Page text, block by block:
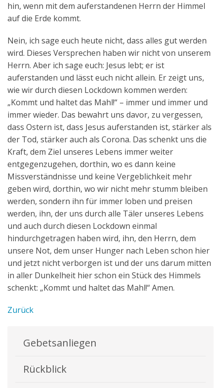
hin, wenn mit dem auferstandenen Herrn der Himmel
auf die Erde kommt.
Nein, ich sage euch heute nicht, dass alles gut werden
wird. Dieses Versprechen haben wir nicht von unserem
Herrn. Aber ich sage euch: Jesus lebt; er ist
auferstanden und lässt euch nicht allein. Er zeigt uns,
wie wir durch diesen Lockdown kommen werden:
„Kommt und haltet das Mahl!“ – immer und immer und
immer wieder. Das bewahrt uns davor, zu vergessen,
dass Ostern ist, dass Jesus auferstanden ist, stärker als
der Tod, stärker auch als Corona. Das schenkt uns die
Kraft, dem Ziel unseres Lebens immer weiter
entgegenzugehen, dorthin, wo es dann keine
Missverständnisse und keine Vergeblichkeit mehr
geben wird, dorthin, wo wir nicht mehr stumm bleiben
werden, sondern ihn für immer loben und preisen
werden, ihn, der uns durch alle Täler unseres Lebens
und auch durch diesen Lockdown einmal
hindurchgetragen haben wird, ihn, den Herrn, dem
unsere Not, dem unser Hunger nach Leben schon hier
und jetzt nicht verborgen ist und der uns darum mitten
in aller Dunkelheit hier schon ein Stück des Himmels
schenkt: „Kommt und haltet das Mahl!“ Amen.
Zurück
Gebetsanliegen
Rückblick